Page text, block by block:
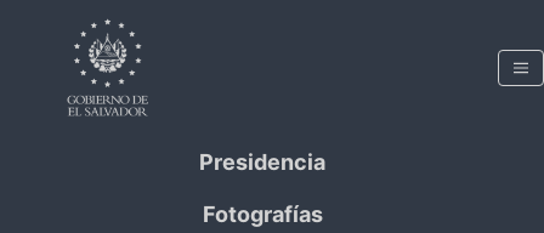
Presidencia
Fotografías